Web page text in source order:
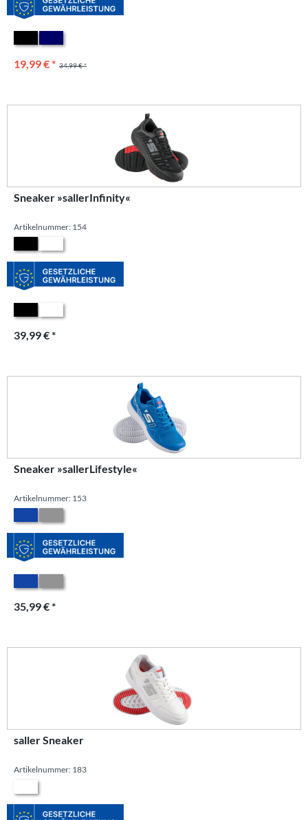
34,99 € *
19,99 € *
Sneaker »sallerInfinity«
Artikelnummer: 154
39,99 € *
Sneaker »sallerLifestyle«
Artikelnummer: 153
35,99 € *
saller Sneaker
Artikelnummer: 183